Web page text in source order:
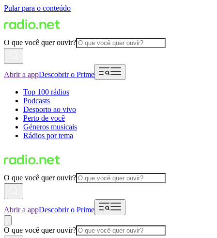
Pular para o conteúdo
O que você quer ouvir?
Abrir a appDescobrir o Prime
Top 100 rádios
Podcasts
Desporto ao vivo
Perto de você
Géneros musicais
Rádios por tema
O que você quer ouvir?
Abrir a appDescobrir o Prime
O que você quer ouvir?